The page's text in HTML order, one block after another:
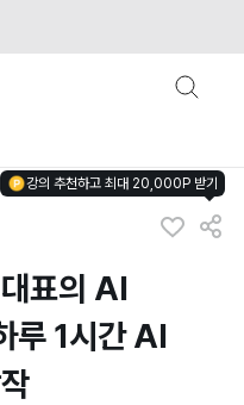
강의 추천하고 최대 20,000P 받기
표의 AI
루 1시간 AI